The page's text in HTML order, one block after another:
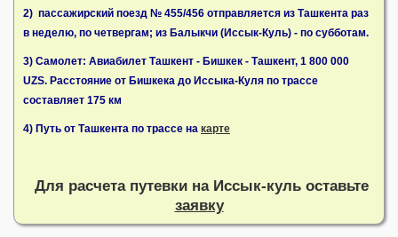
2) пассажирский поезд № 455/456 отправляется из Ташкента раз
в неделю, по четвергам; из Балыкчи (Иссык-Куль) - по субботам.
3) Самолет: Авиабилет Ташкент - Бишкек - Ташкент, 1 800 000
UZS. Расстояние от Бишкека до Иссыка-Куля по трассе
составляет 175 км
4) Путь от Ташкента по трассе на карте
Для расчета путевки на Иссык-куль оставьте
заявку